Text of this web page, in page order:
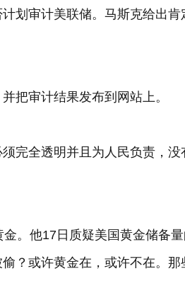
划审计美联储。马斯克给出肯
把审计结果发布到网站上。
须完全透明并且为人民负责，
。他17日质疑美国黄金储备量
？或许黄金在，或许不在。那